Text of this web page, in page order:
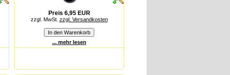
Preis 6,95 EUR
zzgl. MwSt. zzgl. Versandkosten
... mehr lesen